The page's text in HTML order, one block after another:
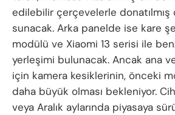
edilebilir çerçevelerle donatılmış
sunacak. Arka panelde ise kare
modülü ve Xiaomi 13 serisi ile
yerleşimi bulunacak. Ancak ana
için kamera kesiklerinin, önceki
daha büyük olması bekleniyor.
veya Aralık aylarında piyasaya